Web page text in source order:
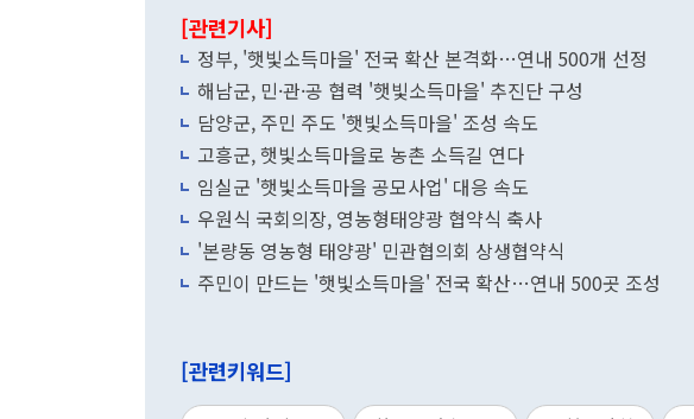
[관련기사]
정부, '햇빛소득마을' 전국 확산 본격화…연내 500개 선정
해남군, 민·관·공 협력 '햇빛소득마을' 추진단 구성
담양군, 주민 주도 '햇빛소득마을' 조성 속도
고흥군, 햇빛소득마을로 농촌 소득길 연다
임실군 '햇빛소득마을 공모사업' 대응 속도
우원식 국회의장, 영농형태양광 협약식 축사
'본량동 영농형 태양광' 민관협의회 상생협약식
주민이 만드는 '햇빛소득마을' 전국 확산…연내 500곳 조성
[관련키워드]